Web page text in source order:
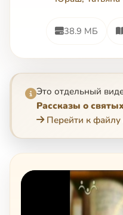
38.9 МБ
Это отдельный
Рассказы о святых
Перейти к